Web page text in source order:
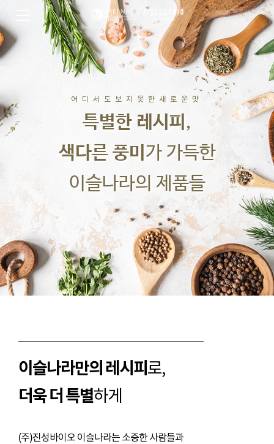
어디서도보지못한새로운맛
특별한 레시피 ,
색다른 풍미 가 가득한
이슬나라의 제품들
이슬나라만의 레시피 로,
더욱 더 특별하게
(주)진성바이오 이슬나라는 소중한 사람들과